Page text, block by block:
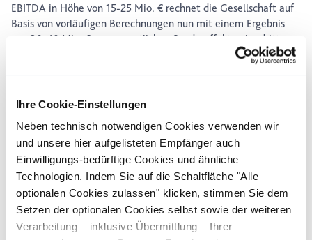
Ihre Cookie-Einstellungen
Neben technisch notwendigen Cookies verwenden wir
und unsere hier aufgelisteten Empfänger auch
Einwilligungs-bedürftige Cookies und ähnliche
Technologien. Indem Sie auf die Schaltfläche "Alle
optionalen Cookies zulassen" klicken, stimmen Sie dem
Setzen der optionalen Cookies selbst sowie der weiteren
Verarbeitung – inklusive Übermittlung – Ihrer
EBITDA in Höhe von 15-25 Mio. € rechnet die Gesellschaft auf
Basis von vorläufigen Berechnungen nun mit einem Ergebnis
von 30-40 Mio. € vor wesentlichen Sondereffekten im dritten
Geschäftserwartung für das vierte Quartal unverändert hoch,
insbesondere über die zu erwartende Nachfrage. Dennoch
führen die fortschreitende Digitalisierung und das konsequente
Kostenmanagement im Rahmen des Projektes „Surtsey“ sowie
die sich verbessernde Preisentwicklung in Europa und den USA
zu einer erhöhten Ergebniserwartung auch für das Gesamtjahr
2020 von 75-95 Mio. € vor wesentlichen Sondereffekten,
nachdem bislang von einer Spanne von 50-70 Mio. €
ausgegangen wurde. Darüber hinaus wird weiterhin mit einem